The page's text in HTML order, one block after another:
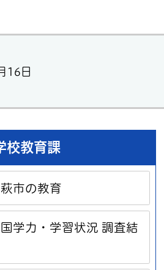
16日
校教育課
市の教育
学力・学習状況 調査結